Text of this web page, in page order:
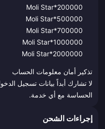
Moli Star*200000
Moli Star*500000
Moli Star*700000
Moli Star*1000000
Moli Star*2000000
تذكير أمان معلومات الحساب
لا تشارك أبداً بيانات تسجيل
الحساسة مع أي خدمة.
إجراءات الشحن